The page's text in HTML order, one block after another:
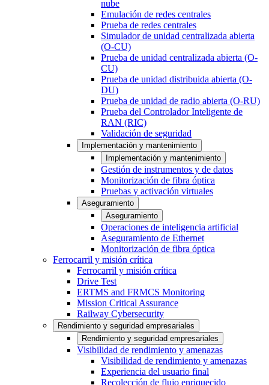
nube
Emulación de redes centrales
Prueba de redes centrales
Simulador de unidad centralizada abierta
(O-CU)
Prueba de unidad centralizada abierta (O-
CU)
Prueba de unidad distribuida abierta (O-
DU)
Prueba de unidad de radio abierta (O-RU)
Prueba del Controlador Inteligente de
RAN (RIC)
Validación de seguridad
Implementación y mantenimiento
Implementación y mantenimiento
Gestión de instrumentos y de datos
Monitorización de fibra óptica
Pruebas y activación virtuales
Aseguramiento
Aseguramiento
Operaciones de inteligencia artificial
Aseguramiento de Ethernet
Monitorización de fibra óptica
Ferrocarril y misión crítica
Ferrocarril y misión crítica
Drive Test
ERTMS and FRMCS Monitoring
Mission Critical Assurance
Railway Cybersecurity
Rendimiento y seguridad empresariales
Rendimiento y seguridad empresariales
Visibilidad de rendimiento y amenazas
Visibilidad de rendimiento y amenazas
Experiencia del usuario final
Recolección de flujo enriquecido